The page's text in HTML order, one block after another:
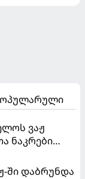
ვაჟ
ნაკრები
ში დაბრუნდა